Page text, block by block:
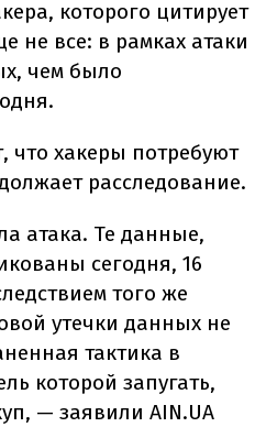
которого цитирует
не все: в рамках атаки
чем было
хакеры потребуют
расследование.
атака. Те данные,
сегодня, 16
того же
утечки данных не
тактика в
которой запугать,
— заявили AIN.UA